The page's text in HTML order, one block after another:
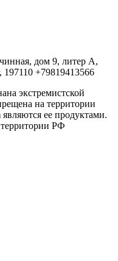
дом 9, литер А,
+79819413566
экстремистской
на территории
ее продуктами.
территории РФ